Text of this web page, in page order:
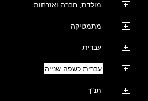
מולדת, חברה ואזרחות
מתמטיקה
עברית
עברית כשפה שנייה
תנ"ך